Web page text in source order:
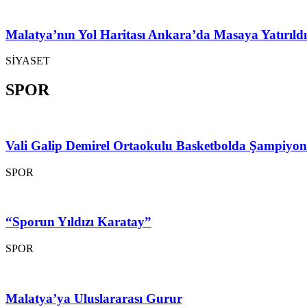
Malatya’nın Yol Haritası Ankara’da Masaya Yatırıldı
SİYASET
SPOR
Vali Galip Demirel Ortaokulu Basketbolda
SPOR
“Sporun Yıldızı Karatay”
SPOR
Malatya’ya Uluslararası Gurur